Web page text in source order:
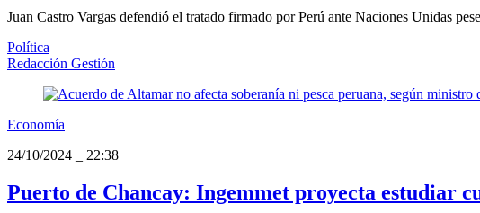
Juan Castro Vargas defendió el tratado firmado por Perú ante Naciones Unidas
Política
Redacción Gestión
Economía
24/10/2024
22:38
Puerto de Chancay: Ingemmet proyecta estudiar